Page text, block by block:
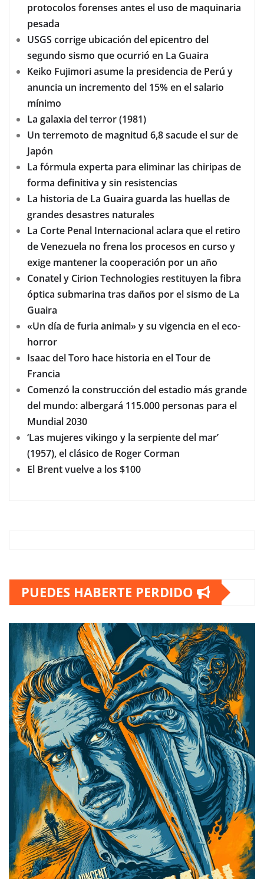
protocolos forenses antes el uso de maquinaria
pesada
USGS corrige ubicación del epicentro del
segundo sismo que ocurrió en La Guaira
Keiko Fujimori asume la presidencia de Perú y
anuncia un incremento del 15% en el salario
mínimo
La galaxia del terror (1981)
Un terremoto de magnitud 6,8 sacude el sur de
Japón
La fórmula experta para eliminar las chiripas de
forma definitiva y sin resistencias
La historia de La Guaira guarda las huellas de
grandes desastres naturales
La Corte Penal Internacional aclara que el retiro
de Venezuela no frena los procesos en curso y
exige mantener la cooperación por un año
Conatel y Cirion Technologies restituyen la fibra
óptica submarina tras daños por el sismo de La
Guaira
«Un día de furia animal» y su vigencia en el eco-
horror
Isaac del Toro hace historia en el Tour de
Francia
Comenzó la construcción del estadio más grande
del mundo: albergará 115.000 personas para el
Mundial 2030
‘Las mujeres vikingo y la serpiente del mar’
(1957), el clásico de Roger Corman
El Brent vuelve a los $100
PUEDES HABERTE PERDIDO